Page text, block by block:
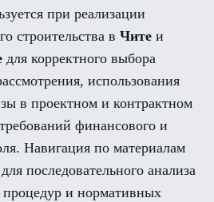
при реализации
строительства в Чите и
для корректного выбора
использования
в проектном и контрактном
финансового и
Навигация по материалам
последовательного анализа
и нормативных